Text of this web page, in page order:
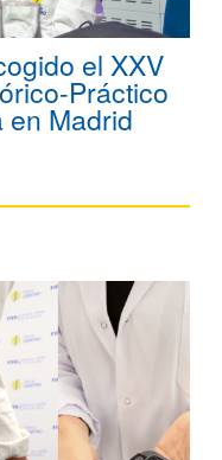
el XXV
Práctico
en Madrid